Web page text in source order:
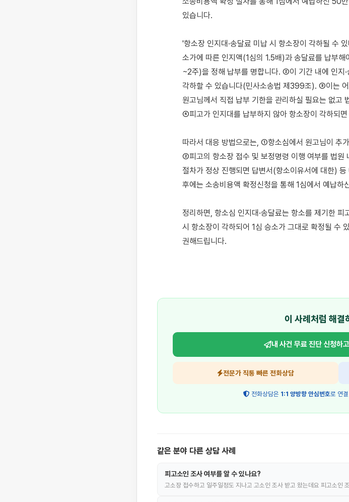
있습니다.
'항소장 인지대·송달료 미납 시 항소장이 각하될 수
소가에 따른 인지액(1심의 1.5배)과 송달료를 납부
~2주)을 정해 납부를 명합니다. ②이 기간 내에 인지
각하할 수 있습니다(민사소송법 제399조). ③이는
원고님께서 직접 납부 기한을 관리하실 필요는 없고
④피고가 인지대를 납부하지 않아 항소장이 각하되
따라서 대응 방법으로는, ①항소심에서 원고님이 추
②피고의 항소장 접수 및 보정명령 이행 여부를 법
절차가 정상 진행되면 답변서(항소이유서에 대한)
후에는 소송비용액 확정신청을 통해 1심에서 예납하
정리하면, 항소심 인지대·송달료는 항소를 제기한
시 항소장이 각하되어 1심 승소가 그대로 확정될 수
권해드립니다.
이 사례처럼 해결
내 사건 무료 진단 신청하고
전문가 직통 빠른 전화상담
전화상담은 1:1 양방향 안심번호로 연
같은 분야 다른 상담 사례
피고소인 조사 여부를 알 수 있나요?
고소장 접수하고 일주일정도 지나고 고소인 조사 받고 왔는데요 피고소인